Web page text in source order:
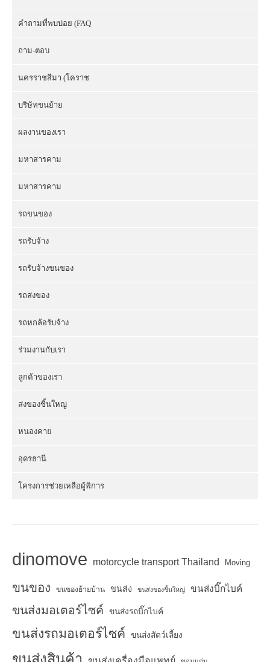
คำถามที่พบบ่อย (FAQ
ถาม-ตอบ
นครราชสีมา (โคราช
บริษัทขนย้าย
ผลงานของเรา
มหาสารคาม
มหาสารคาม
รถขนของ
รถรับจ้าง
รถรับจ้างขนของ
รถส่งของ
รถหกล้อรับจ้าง
ร่วมงานกับเรา
ลูกค้าของเรา
ส่งของชิ้นใหญ่
หนองคาย
อุดรธานี
โครงการช่วยเหลือผู้พิการ
dinomove motorcycle transport Thailand Moving
ขนของ ขนของย้ายบ้าน ขนส่ง ขนส่งของชิ้นใหญ่ ขนส่งบิ๊กไบค์
ขนส่งมอเตอร์ไซค์ ขนส่งรถบิ๊กไบค์
ขนส่งรถมอเตอร์ไซค์ ขนส่งสัตว์เลี้ยง
ขนส่งสินค้า